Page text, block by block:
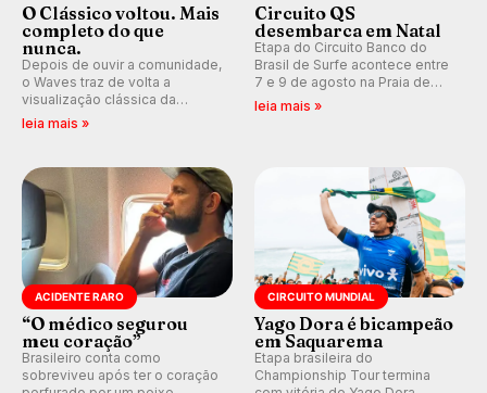
O Clássico voltou. Mais
completo do que
nunca.
Depois de ouvir a comunidade,
o Waves traz de volta a
visualização clássica da
previsão de águas rasas,
agora integrada à nova
ondas para até 16 dias.
leia mais »
Circuito QS
desembarca em Natal
Etapa do Circuito Banco do
Brasil de Surfe acontece entre
7 e 9 de agosto na Praia de
Miami (RN), em disputas
válidas pelo Qualifying Series
leia mais »
ACIDENTE RARO
“O médico segurou
meu coração”
Brasileiro conta como
sobreviveu após ter o coração
CIRCUITO MUNDIAL
Yago Dora é bicampeão
em Saquarema
Etapa brasileira do
Championship Tour termina